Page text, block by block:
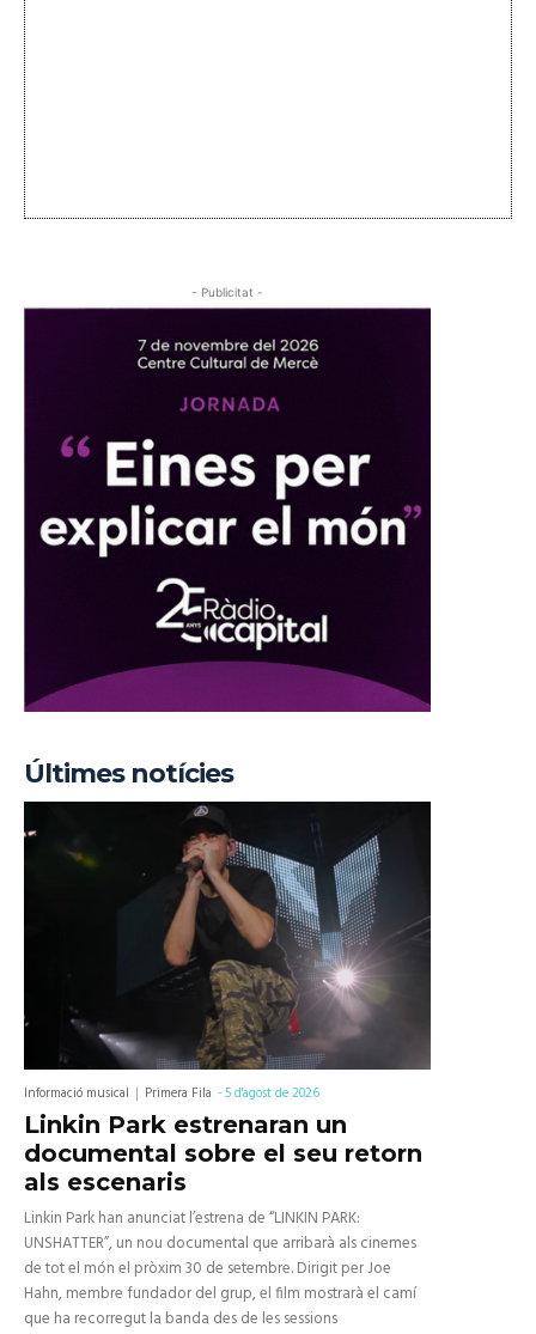
- Publicitat -
Últimes notícies
Informació musical Primera Fila -5 d'agost de 2026
Linkin Park estrenaran un
documental sobre el seu retorn
als escenaris
Linkin Park han anunciat l’estrena de “LINKIN PARK:
UNSHATTER”, un nou documental que arribarà als cinemes
de tot el món el pròxim 30 de setembre. Dirigit per Joe
Hahn, membre fundador del grup, el film mostrarà el camí
que ha recorregut la banda des de les sessions